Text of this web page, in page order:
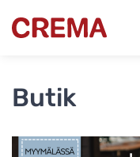
Crema
Butik